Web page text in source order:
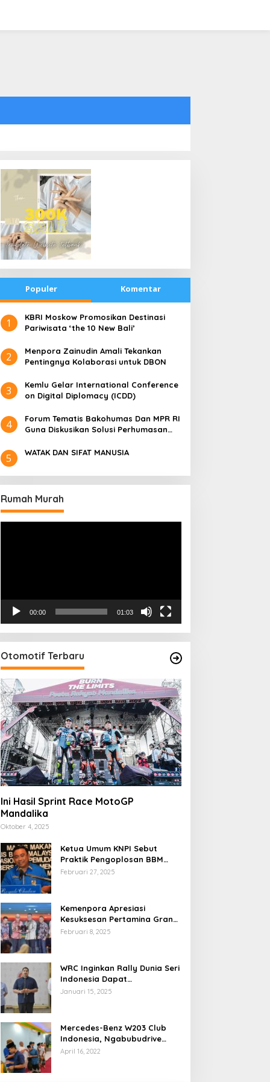
Populer Komentar
1
​KBRI Moskow Promosikan Destinasi
Pariwisata ‘the 10 New Bali’
2
​Menpora Zainudin Amali Tekankan
Pentingnya Kolaborasi untuk DBON
3
​Kemlu Gelar International Conference
on Digital Diplomacy (ICDD)
4
Forum Tematis Bakohumas Dan MPR RI
Guna Diskusikan Solusi Perhumasan
Masing
5 WATAK DAN SIFAT MANUSIA
Rumah Murah
00:00 01:03
Otomotif Terbaru
Ini Hasil Sprint Race MotoGP
Mandalika
Oktober 4, 2025
Ketua Umum KNPI Sebut
Praktik Pengoplosan BBM
Cederai Kepercayaan
Februari 27, 2025
Kemenpora Apresiasi
Kesuksesan Pertamina Grand
Prix of Indonesia 2024
Februari 8, 2025
WRC Inginkan Rally Dunia Seri
Indonesia Dapat
Terselenggara 2026
Januari 15, 2025
Mercedes-Benz W203 Club
Indonesia, Ngabubudrive
Ramadhan 2022
April 16, 2022